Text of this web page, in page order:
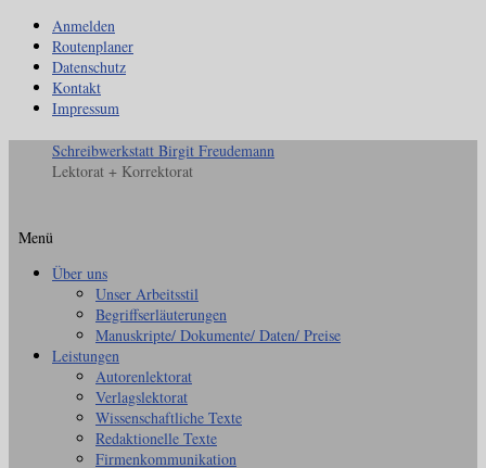
Anmelden
Routenplaner
Datenschutz
Kontakt
Impressum
Schreibwerkstatt Birgit Freudemann
Lektorat + Korrektorat
Menü
Zum
Über uns
Unser Arbeitsstil
Begriffserläuterungen
Manuskripte/ Dokumente/ Daten/ Preise
Leistungen
Autorenlektorat
Verlagslektorat
Wissenschaftliche Texte
Redaktionelle Texte
Firmenkommunikation